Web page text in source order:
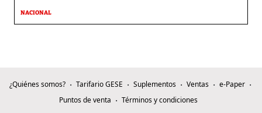
NACIONAL
¿Quiénes somos? Tarifario GESE Suplementos Ventas
e-Paper
Puntos de venta
Términos y condiciones